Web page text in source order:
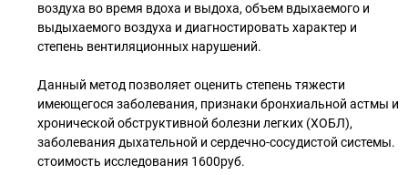
воздуха во время вдоха и выдоха, объем вдыхаемого и
выдыхаемого воздуха и диагностировать характер и
степень вентиляционных нарушений.
Данный метод позволяет оценить степень тяжести
имеющегося заболевания, признаки бронхиальной астмы и
хронической обструктивной болезни легких (ХОБЛ),
заболевания дыхательной и сердечно-сосудистой системы.
стоимость исследования 1600руб.